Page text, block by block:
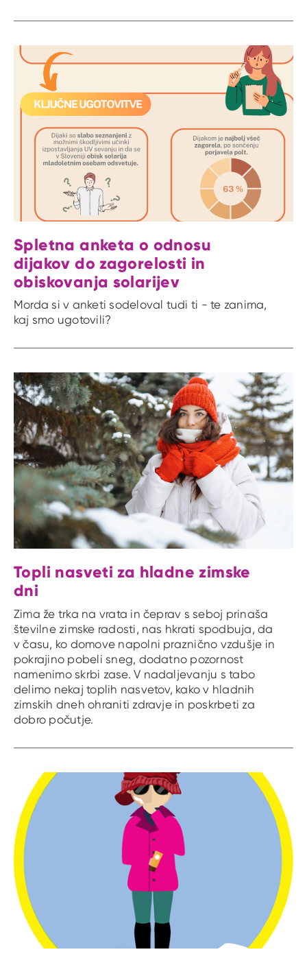
Spletna anketa o odnosu
dijakov do zagorelosti in
obiskovanja solarijev
Morda si v anketi sodeloval tudi ti - te zanima,
kaj smo ugotovili?
Topli nasveti za hladne zimske
dni
Zima že trka na vrata in čeprav s seboj prinaša
številne zimske radosti, nas hkrati spodbuja, da
v času, ko domove napolni praznično vzdušje in
pokrajino pobeli sneg, dodatno pozornost
namenimo skrbi zase. V nadaljevanju s tabo
delimo nekaj toplih nasvetov, kako v hladnih
zimskih dneh ohraniti zdravje in poskrbeti za
dobro počutje.